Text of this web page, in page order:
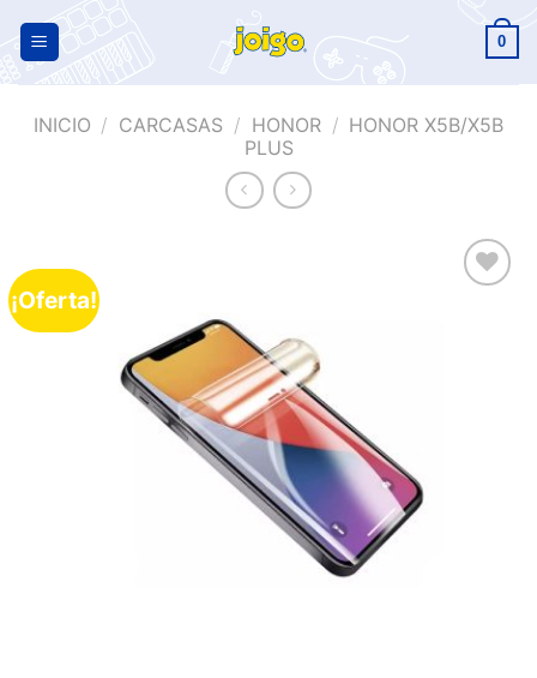
0
INICIO / CARCASAS / HONOR / HONOR X5B/X5B
PLUS
¡Oferta!